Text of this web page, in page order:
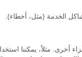
الخدمة (مثل، أخطاء).
أخرى. مثلاً، يمكننا